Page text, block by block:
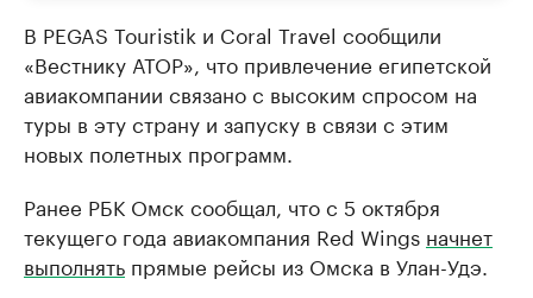
В PEGAS Touristik и Coral Travel сообщили
«Вестнику АТОР», что привлечение египетской
авиакомпании связано с высоким спросом на
туры в эту страну и запуску в связи с этим
новых полетных программ.
Ранее РБК Омск сообщал, что с 5 октября
текущего года авиакомпания Red Wings начнет
выполнять прямые рейсы из Омска в Улан-Удэ.